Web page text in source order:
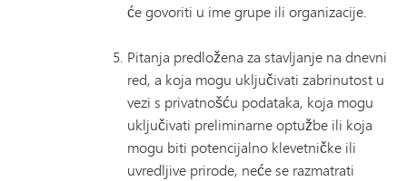
će govoriti u ime grupe ili organizacije.
Pitanja predložena za stavljanje na dnevni
red, a koja mogu uključivati ​​zabrinutost u
vezi s privatnošću podataka, koja mogu
uključivati ​​preliminarne optužbe ili koja
mogu biti potencijalno klevetničke ili
uvredljive prirode, neće se razmatrati